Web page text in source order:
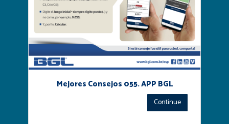
Mejores Consejos 055. APP BGL
Continue